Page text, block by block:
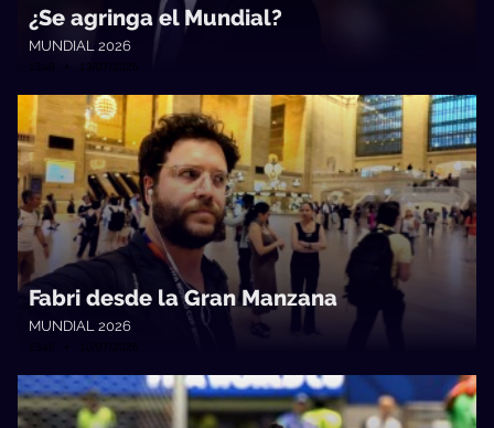
¿Se agringa el Mundial?
MUNDIAL 2026
13a0 • 13/07/2026
Fabri desde la Gran Manzana
MUNDIAL 2026
13a0 • 10/07/2026